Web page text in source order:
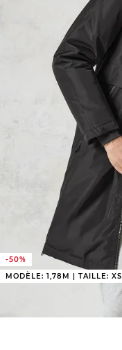
-50%
MODÈLE: 1,78M | TAILLE: XS